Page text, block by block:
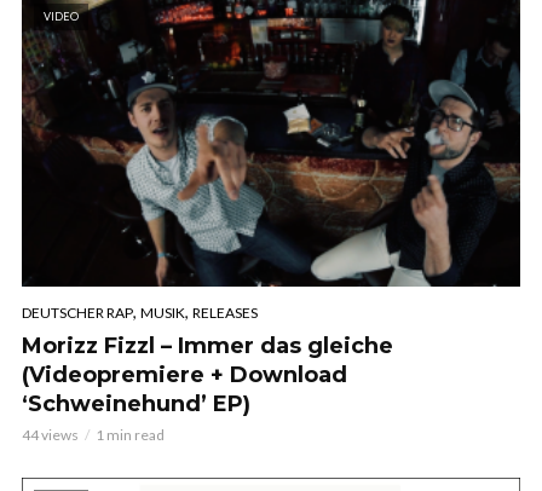
VIDEO
DEUTSCHER RAP, MUSIK, RELEASES
Morizz Fizzl – Immer das gleiche
(Videopremiere + Download
‘Schweinehund’ EP)
44 views 1 min read